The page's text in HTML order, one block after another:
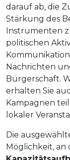
darauf ab, die
Stärkung des
Instrumenten
politischen
Nachrichten
Bürgerschaft.
erhalten Sie
Kampagnen
lokaler
Die
Möglichkeit, an